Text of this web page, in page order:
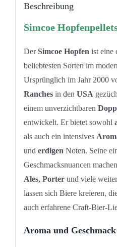
Beschreibung
Simcoe
DerSimcoe Hopfen ist eine
beliebtesten Sorten im
Ursprünglich im Jahr 2000
Ranchesin den USA
einem unverzichtbaren
entwickelt. Er bietet sowohl
als auch ein intensives
und erdigen Noten. Seine
Geschmacksnuancen
Ales, Porterund viele
lassen sich Biere kreieren,
auch erfahrene Craft-Bier-
Aroma und